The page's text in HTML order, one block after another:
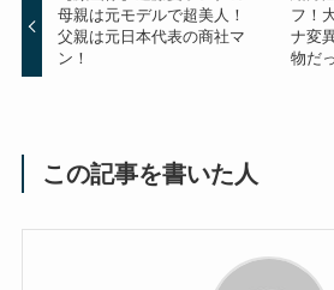
母親は元モデルで超美人！
父親は元日本代表の商社マ
ン！
フ！
ナ変
物だ
この記事を書いた人